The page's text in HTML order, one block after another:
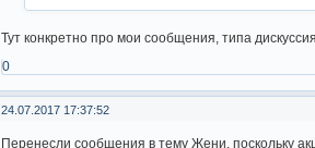
Тут конкретно про мои сообщения, типа
0
24.07.2017 17:37:52
Перенесли сообщения в тему Жени, поскольку